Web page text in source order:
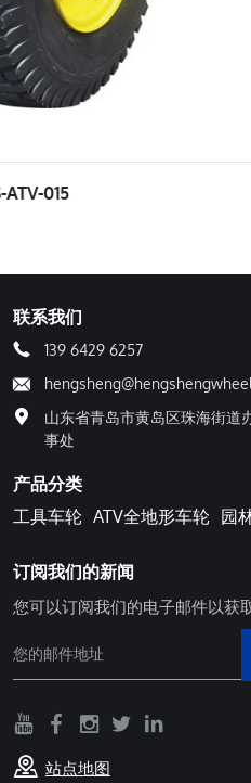
联系我们
139 6429 6257
山东省青岛市黄岛区珠海街道
事处
产品分类
工具车轮 ATV全地形车轮 园
订阅我们的新闻
您可以订阅我们的电子邮件以获
站点地图